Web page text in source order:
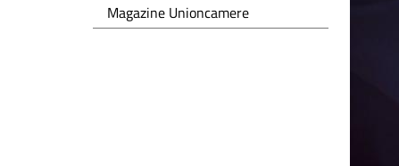
Magazine Unioncamere